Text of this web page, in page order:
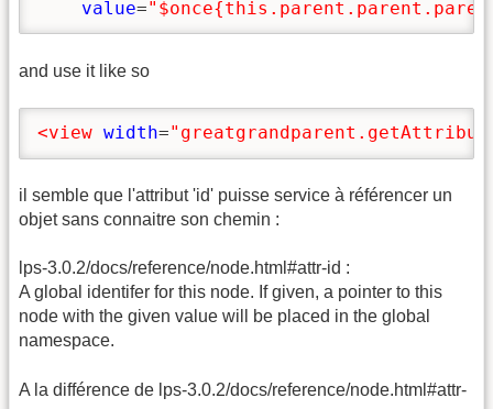
value=
and use it like so
<view width=
il semble que l'attribut 'id' puisse service à référencer un
objet sans connaitre son chemin :
lps-3.0.2/docs/reference/node.html#attr-id :
A global identifer for this node. If given, a pointer to this
node with the given value will be placed in the global
namespace.
A la différence de lps-3.0.2/docs/reference/node.html#attr-